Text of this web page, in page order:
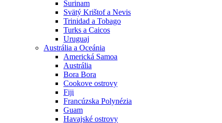
Surinam
Svätý Krištof a Nevis
Trinidad a Tobago
Turks a Caicos
Uruguaj
Austrália a Oceánia
Americká Samoa
Austrália
Bora Bora
Cookove ostrovy
Fiji
Francúzska Polynézia
Guam
Havajské ostrovy